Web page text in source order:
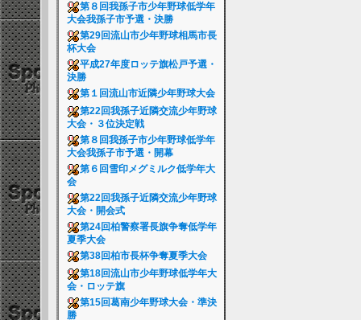
第８回我孫子市少年野球低学年
大会我孫子市予選・決勝
第29回流山市少年野球相馬市長
杯大会
平成27年度ロッテ旗松戸予選・
決勝
第１回流山市近隣少年野球大会
第22回我孫子近隣交流少年野球
大会・３位決定戦
第８回我孫子市少年野球低学年
大会我孫子市予選・開幕
第６回雪印メグミルク低学年大
会
第22回我孫子近隣交流少年野球
大会・開会式
第24回柏警察署長旗争奪低学年
夏季大会
第38回柏市長杯争奪夏季大会
第18回流山市少年野球低学年大
会・ロッテ旗
第15回葛南少年野球大会・準決
勝